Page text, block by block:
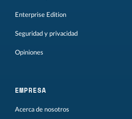
Enterprise Edition
Seguridad y privacidad
Opiniones
EMPRESA
Acerca de nosotros